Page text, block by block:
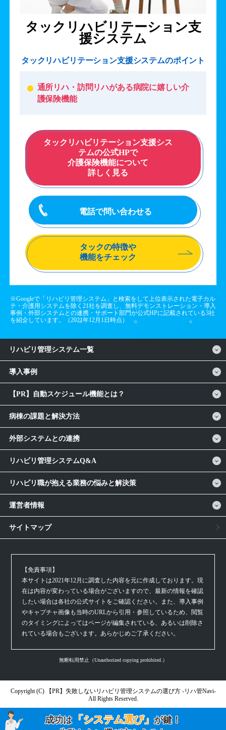
タックリハビリテーション支
援システム
タックリハビリテーション支援システムのポイント
通所リハ・訪問リハがある病院に嬉しい介
護保険機能
タックリハビリテーション支援シス
テムの公式HPで
介護保険機能について
詳しく見る
電話で問い合わせる
タックの特徴や
機能をチェック
※Googleで「リハビリ管理システム」と検索をして上位表示された電子カル
テ・介護用システムを除く21社を調査し、無料デモンストレーション・導入
事例・外部システムとの連携・サポート部門が公式HPに記載されている3社
を紹介しています。（2021年12月1日時点）
成功は 「システム選び」が鍵！
リハビリ管理システム一覧
導入事例
【PR】自動スケジュール機能とは？
病棟の課題と解決方法
外部システムとの連携
リハビリ管理システムQ&A
リハビリ職が抱える業務の悩みと解決策
運営者情報
サイトマップ
【免責事項】
本サイトは2021年12月に調査した内容を元に作成しております。現
在は内容が変わっている場合がございますので、最新の情報を確認
したい場合は各社の公式サイトをご確認ください。また、導入事例
やキャプチャ画像も当時のURLから引用・参照しているため、閲覧
のタイミングによってはページが編集されている、あるいは削除さ
れている場合もございます。あらかじめご了承ください。
無断転用禁止（Unauthorized copying prohibited.）
Copyright (C)
失敗しないリハビリ管理システムの選び方 -リハ管Navi-
All Rights Reserved.